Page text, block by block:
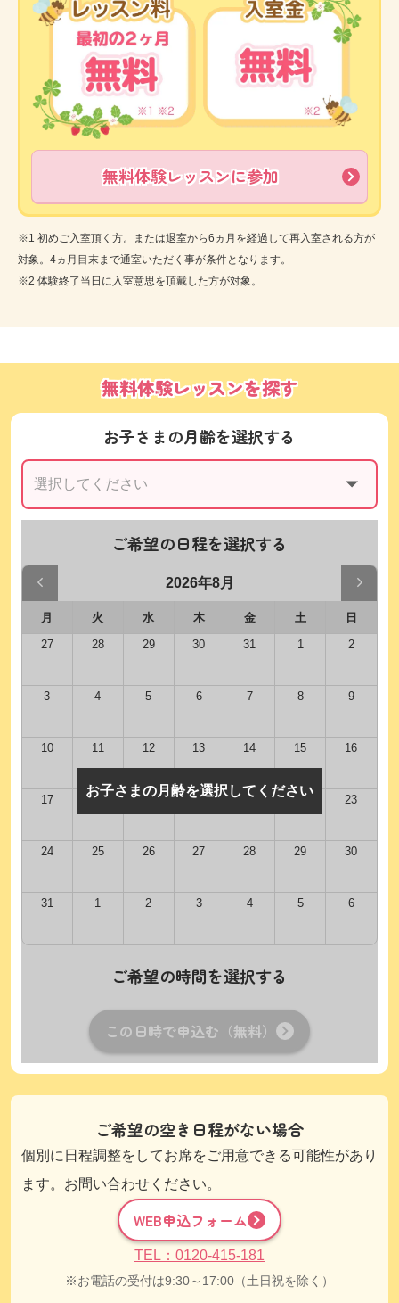
無料体験レッスンに参加
※1 初めご入室頂く方。または退室から6ヵ月を経過して再入室される方が
対象。4ヵ月目末まで通室いただく事が条件となります。
※2 体験終了当日に入室意思を頂戴した方が対象。
無料体験レッスンを探す
お子さまの月齢を選択する
ご希望の日程を選択する
2026年8月
月 火 水 木 金 土
日
27
28 29 30 31 1 2
3 4 5 6 7 8 9
10 11 12 13 14 15 16
17 18 19 20 21 22 23
24 25 26 27 28 29 30
31 1 2 3 4 5 6
ご希望の時間を選択する
この日時で申込む（無料）
お子さまの月齢を選択してください
ご希望の空き日程がない場合
個別に日程調整をしてお席をご用意できる可能性があり
ます。お問い合わせください。
WEB申込フォーム
TEL：0120-415-181
お電話の受付は9:30～17:00（土日祝を除く）